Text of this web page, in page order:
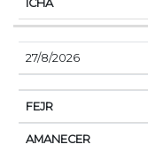
27/8/2026